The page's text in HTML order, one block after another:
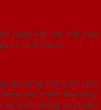
cung cấp các loại cửa
cả cạnh tranh.
đa dạng, trong đó, cửa
sản phẩm bán chạy
về chất lượng và nhiều